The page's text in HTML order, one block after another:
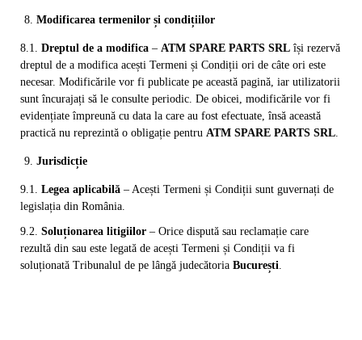
Modificarea termenilor și condițiilor
8.1. Dreptul de a modifica – ATM SPARE PARTS SRL își rezervă
dreptul de a modifica acești Termeni și Condiții ori de câte ori este
necesar. Modificările vor fi publicate pe această pagină, iar utilizatorii
sunt încurajați să le consulte periodic. De obicei, modificările vor fi
evidențiate împreună cu data la care au fost efectuate, însă această
practică nu reprezintă o obligație pentru ATM SPARE PARTS SRL
Jurisdicție
9.1. Legea aplicabilă – Acești Termeni și Condiții sunt guvernați de
legislația din România.
9.2. Soluționarea litigiilor – Orice dispută sau reclamație care
rezultă din sau este legată de acești Termeni și Condiții va fi
soluționată Tribunalul de pe lângă judecătoria București